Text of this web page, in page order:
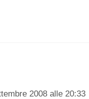
2008 alle 20:33